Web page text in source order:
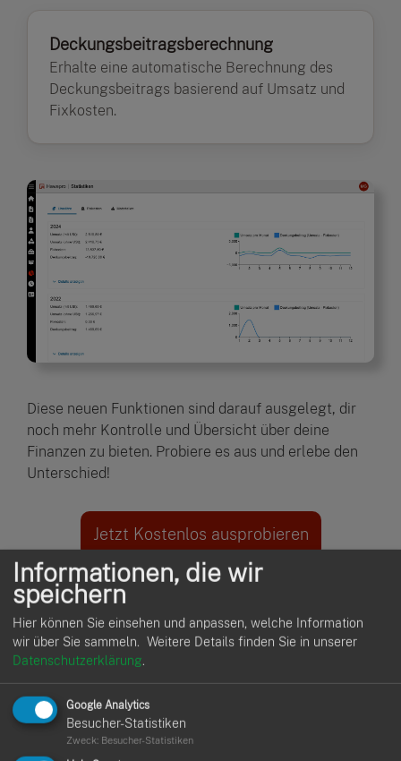
Deckungsbeitragsberechnung
Erhalte eine automatische Berechnung des
Deckungsbeitrags basierend auf Umsatz und
Fixkosten.
Diese neuen Funktionen sind darauf ausgelegt, dir
noch mehr Kontrolle und Übersicht über deine
Finanzen zu bieten. Probiere es aus und erlebe den
Unterschied!
Jetzt Kostenlos ausprobieren
15.07.2024
Neue Funktionen und
Verbesserungen: Kundenwünsche
erfüllt!
Informationen, die wir
speichern
Hier können Sie einsehen und anpassen, welche Information
wir über Sie sammeln. Weitere Details finden Sie in unserer
Datenschutzerklärung.
Google Analytics
Besucher-Statistiken
Zweck: Besucher-Statistiken